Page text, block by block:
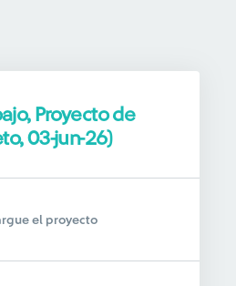
Proyecto de
03-jun-26)
el proyecto